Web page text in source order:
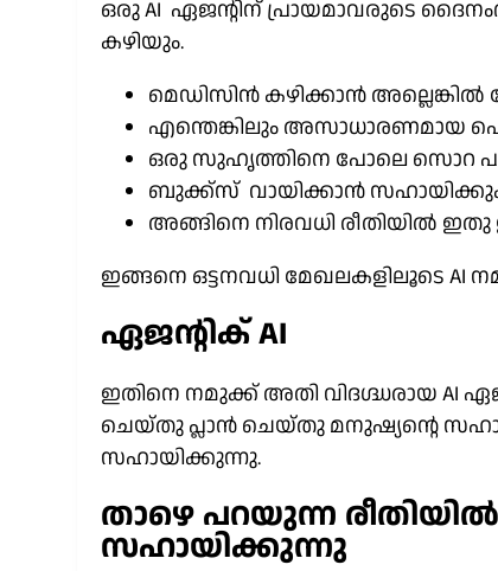
ഒരു AI ഏജന്റിന് പ്രായമാവരുടെ
കഴിയും.
മെഡിസിൻ കഴിക്കാൻ
എന്തെങ്കിലും അസാധാരണമായ
ഒരു സുഹൃത്തിനെ പോലെ സൊറ
ബുക്ക്സ് വായിക്കാൻ
അങ്ങിനെ നിരവധി രീതിയിൽ ഇതു
ഇങ്ങനെ ഒട്ടനവധി മേഖലകളിലൂടെ AI
ഏജന്റിക് AI
ഇതിനെ നമുക്ക് അതി വിദഗ്ദ്ധരായ AI
ചെയ്തു പ്ലാൻ ചെയ്തു മനുഷ്യന്റെ
സഹായിക്കുന്നു.
താഴെ പറയുന്ന
സഹായിക്കുന്നു